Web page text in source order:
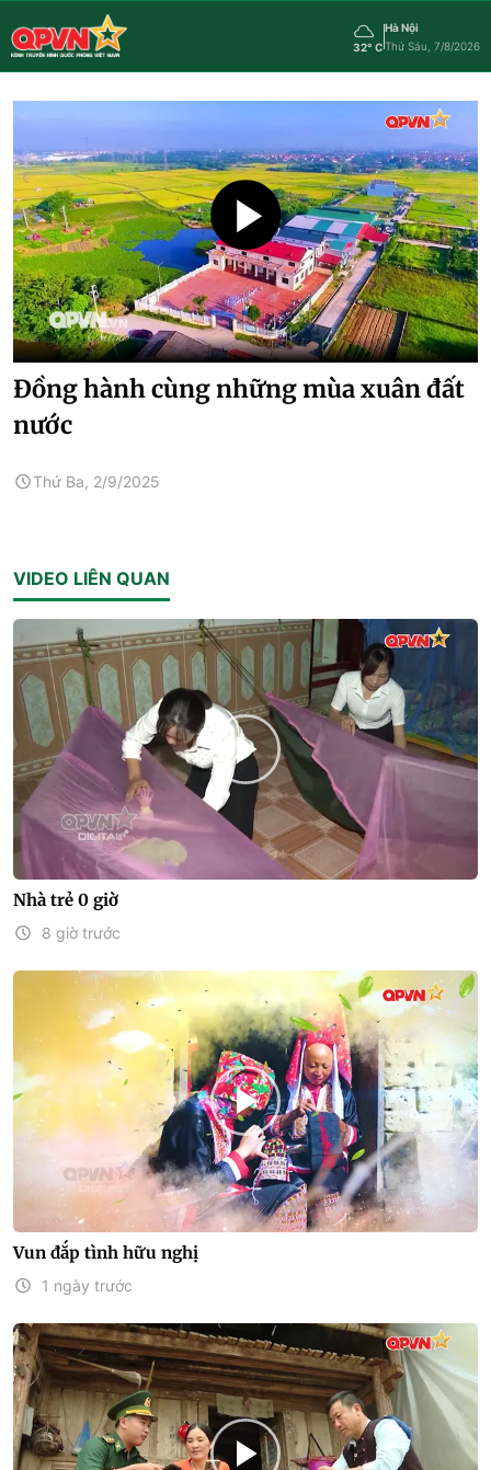
32° C
Hà Nội
Thứ Sáu, 7/8/2026
Đồng hành cùng những mùa xuân đất
nước
Thứ Ba, 2/9/2025
VIDEO LIÊN QUAN
Nhà trẻ 0 giờ
8 giờ trước
Vun đắp tình hữu nghị
1 ngày trước